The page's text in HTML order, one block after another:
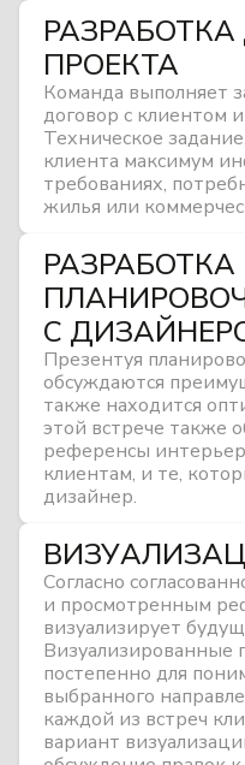
ПРОЕКТА
Команда выполняет
договор с клиентом
Техническое
клиента максимум
требованиях,
жилья или
РАЗРАБОТКА
С
Презентуя
обсуждаются
также находится
этой встрече также
референсы
клиентам, и те,
дизайнер.
Согласно
и просмотренным
визуализирует
Визуализированные
постепенно для
выбранного
каждой из встреч
вариант